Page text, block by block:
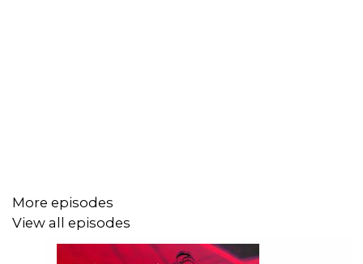
More episodes
View all episodes